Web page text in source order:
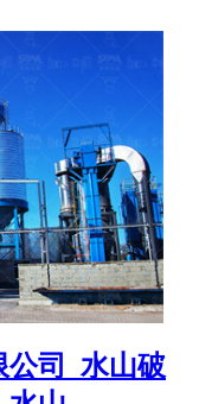
司_水山破